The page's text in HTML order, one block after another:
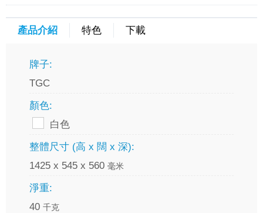
產品介紹 特色 下載
牌子:
TGC
顏色:
白色
整體尺寸 (高 x 闊 x 深):
1425 x 545 x 560 毫米
淨重:
40 千克